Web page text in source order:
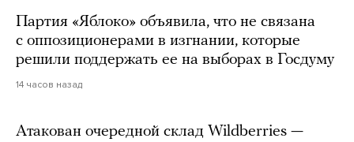
Партия «Яблоко» объявила, что не связана
с оппозиционерами в изгнании, которые
решили поддержать ее на выборах в Госдуму
14 часов назад
Атакован очередной склад Wildberries —